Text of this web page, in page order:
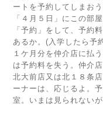
ートを予約してしまお
「４月５日」にこの部
「予約」をして、予約
あるか。(入学したら予
１ケ月分を仲介店に払
は予約料を失う。仲介
北大前店又は北１８条
ーナーは、応じるよ。
室。いまは見られないが